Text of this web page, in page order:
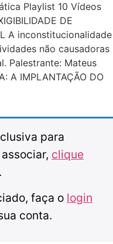
Playlist 10 Vídeos
DE
A inconstitucionalidade
não causadoras
Palestrante: Mateus
A IMPLANTAÇÃO DO
para
clique
.
faça o login
conta.